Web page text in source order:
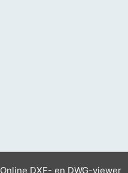
Online DXF- en DWG-viewer